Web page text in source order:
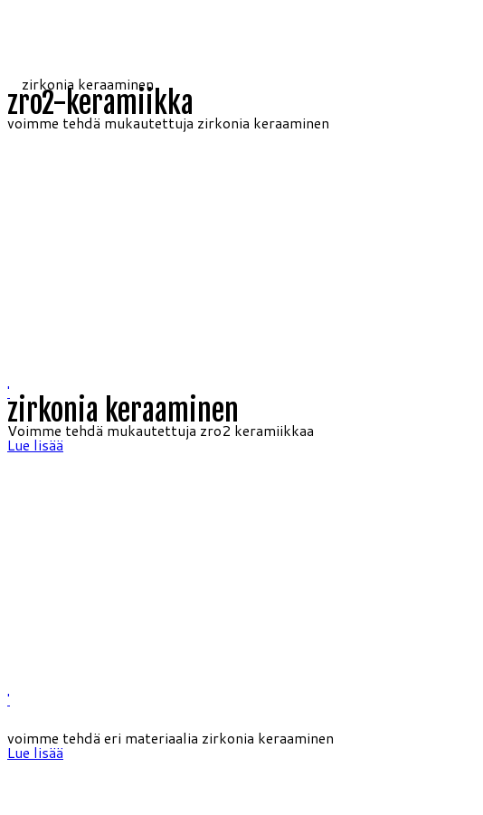
voimme tehdä mukautettuja zirkonia keraaminen
Lue lisää
zro2-keramiikka
Voimme tehdä mukautettuja zro2 keramiikkaa
Lue lisää
zirkonia keraaminen
voimme tehdä eri materiaalia zirkonia keraaminen
'
'